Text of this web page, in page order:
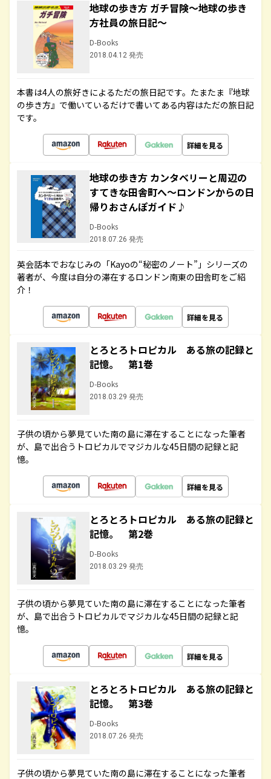
地球の歩き方 ガチ冒険～地球の歩き
方社員の旅日記～
D-Books
2018.04.12 発売
本書は4人の旅好きによるただの旅日記です。たまたま『地球
の歩き方』で働いているだけで書いてある内容はただの旅日記
です。
詳細を見る
地球の歩き方 カンタベリーと周辺の
すてきな田舎町へ～ロンドンからの日
帰りおさんぽガイド♪
D-Books
2018.07.26 発売
英会話本でおなじみの「Kayoの“秘密のノート”」シリーズの
著者が、今度は自分の滞在するロンドン南東の田舎町をご紹
介！
詳細を見る
とろとろトロピカル ある旅の記録と
記憶。 第1巻
D-Books
2018.03.29 発売
子供の頃から夢見ていた南の島に滞在することになった筆者
が、島で出合うトロピカルでマジカルな45日間の記録と記
憶。
詳細を見る
とろとろトロピカル ある旅の記録と
記憶。 第2巻
D-Books
2018.03.29 発売
子供の頃から夢見ていた南の島に滞在することになった筆者
が、島で出合うトロピカルでマジカルな45日間の記録と記
憶。
詳細を見る
とろとろトロピカル ある旅の記録と
記憶。 第3巻
D-Books
2018.07.26 発売
子供の頃から夢見ていた南の島に滞在することになった筆者